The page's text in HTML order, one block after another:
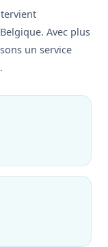
Avec plus
un service